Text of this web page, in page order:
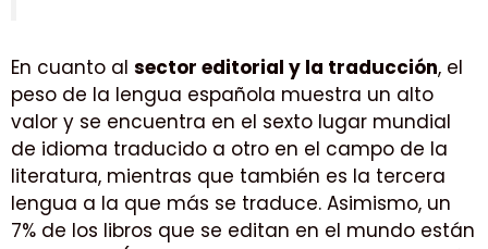
En cuanto al sector editorial y la traducción, el
peso de la lengua española muestra un alto
valor y se encuentra en el sexto lugar mundial
de idioma traducido a otro en el campo de la
literatura, mientras que también es la tercera
lengua a la que más se traduce. Asimismo, un
7% de los libros que se editan en el mundo están